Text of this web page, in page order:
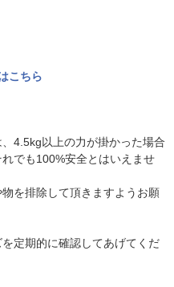
こちら
4.5kg以上の力が掛かった場合
でも100%安全とはいえませ
を排除して頂きますようお願
定期的に確認してあげてくだ